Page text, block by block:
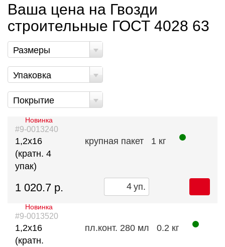
Ваша цена на Гвозди
строительные ГОСТ 4028 63
Размеры
Упаковка
Покрытие
#9-0013240
Новинка
1,2х16
(кратн. 4
упак)
крупная пакет 1 кг
1 020.7 р. уп.
#9-0013520
Новинка
1,2х16
(кратн.
пл.конт. 280 мл 0.2 кг